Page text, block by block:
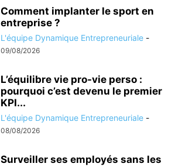
Comment implanter le sport en
entreprise ?
L'équipe Dynamique Entrepreneuriale -
09/08/2026
L’équilibre vie pro-vie perso :
pourquoi c’est devenu le premier
KPI...
L'équipe Dynamique Entrepreneuriale -
08/08/2026
Surveiller ses employés sans les